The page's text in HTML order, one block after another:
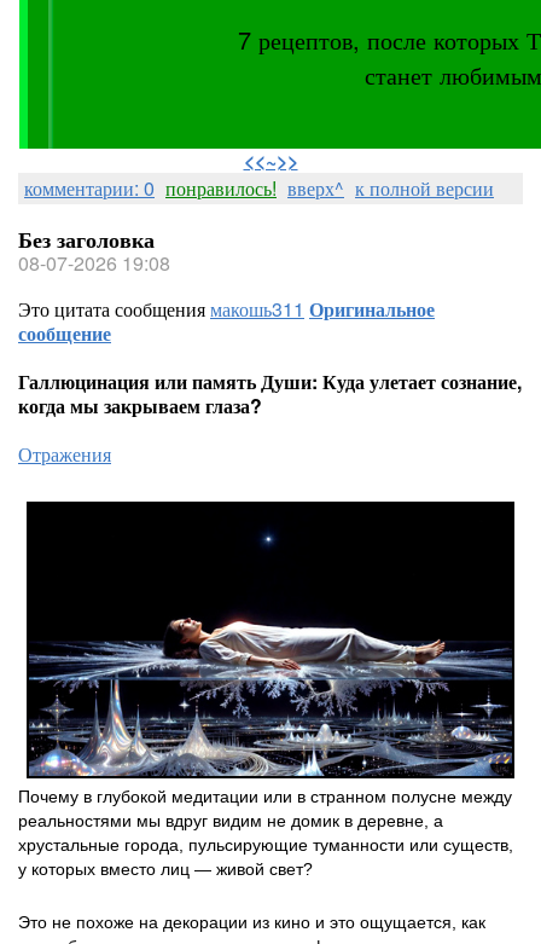
7 рецептов, после
станет
<<~>>
комментарии: 0 понравилось! вверх^ к полной версии
Без заголовка
08-07-2026 19:08
Это цитата сообщениямакошь311 Оригинальное
сообщение
Галлюцинация или память Души: Куда улетает сознание,
когда мы закрываем глаза?
Отражения
Почему в глубокой медитации или в странном полусне между
реальностями мы вдруг видим не домик в деревне, а
хрустальные города, пульсирующие туманности или существ,
у которых вместо лиц — живой свет?
Это не похоже на декорации из кино и это ощущается, как